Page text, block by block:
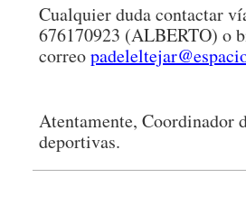
Cualquier duda contactar
676170923 (ALBERTO) o
correo
Atentamente, Coordinador
deportivas.